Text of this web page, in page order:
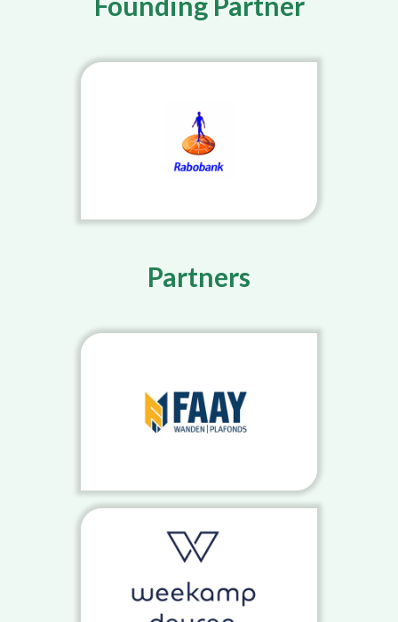
Partners